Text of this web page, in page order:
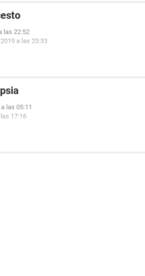
las 22:52
a las 23:33
las 05:11
17:16